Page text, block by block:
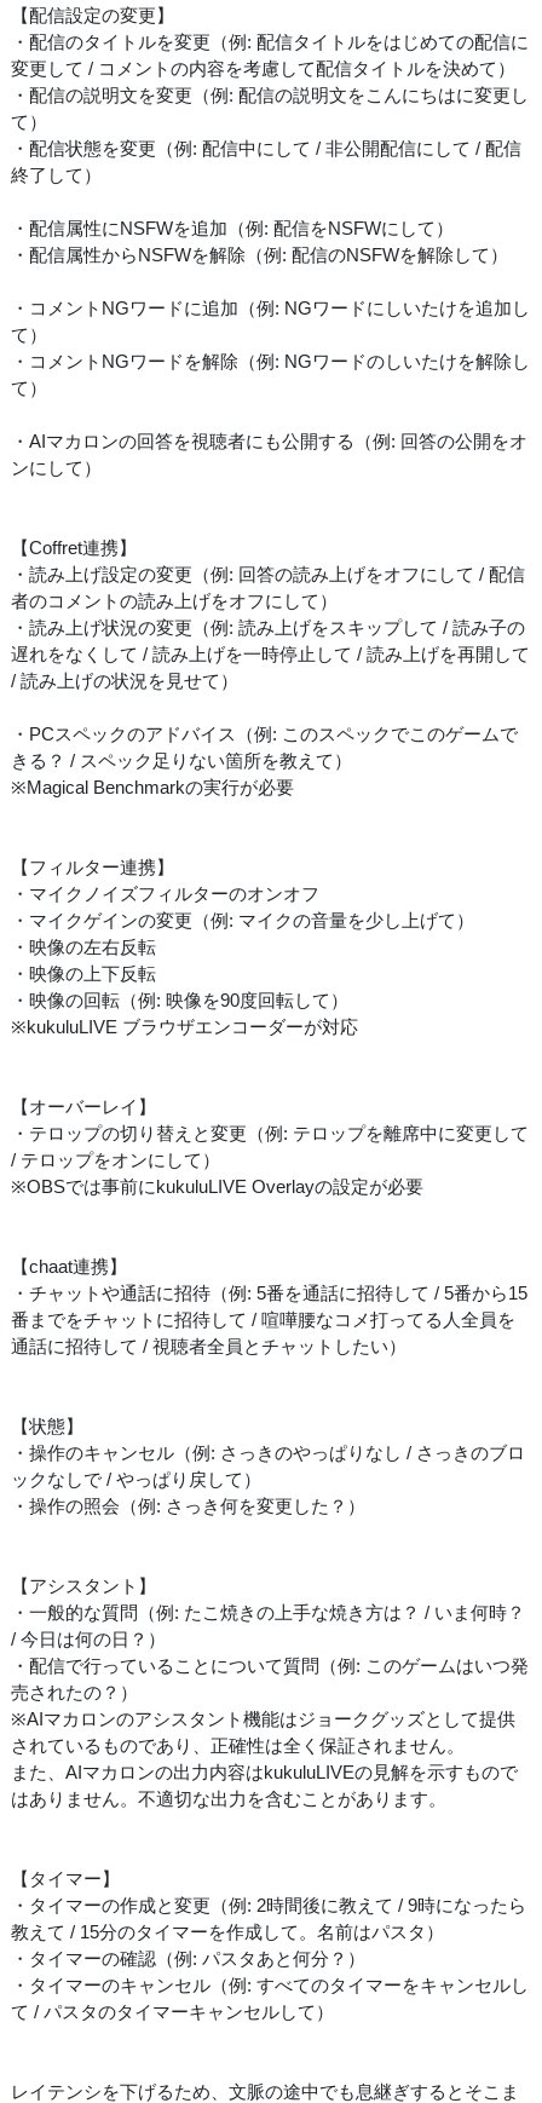
【配信設定の変更】
・配信のタイトルを変更（例: 配信タイトルをはじめての配信に
変更して / コメントの内容を考慮して配信タイトルを決めて）
・配信の説明文を変更（例: 配信の説明文をこんにちはに変更し
て）
・配信状態を変更（例: 配信中にして / 非公開配信にして / 配信
終了して）
・配信属性にNSFWを追加（例: 配信をNSFWにして）
・配信属性からNSFWを解除（例: 配信のNSFWを解除して）
・コメントNGワードに追加（例: NGワードにしいたけを追加し
て）
・コメントNGワードを解除（例: NGワードのしいたけを解除し
て）
・AIマカロンの回答を視聴者にも公開する（例: 回答の公開をオ
ンにして）
【Coffret連携】
・読み上げ設定の変更（例: 回答の読み上げをオフにして / 配信
者のコメントの読み上げをオフにして）
・読み上げ状況の変更（例: 読み上げをスキップして / 読み子の
遅れをなくして / 読み上げを一時停止して / 読み上げを再開して
/ 読み上げの状況を見せて）
・PCスペックのアドバイス（例: このスペックでこのゲームで
きる？ / スペック足りない箇所を教えて）
※Magical Benchmarkの実行が必要
【フィルター連携】
・マイクノイズフィルターのオンオフ
・マイクゲインの変更（例: マイクの音量を少し上げて）
・映像の左右反転
・映像の上下反転
・映像の回転（例: 映像を90度回転して）
※kukuluLIVE ブラウザエンコーダーが対応
【オーバーレイ】
・テロップの切り替えと変更（例: テロップを離席中に変更して
/ テロップをオンにして）
※OBSでは事前にkukuluLIVE Overlayの設定が必要
【chaat連携】
・チャットや通話に招待（例: 5番を通話に招待して / 5番から15
番までをチャットに招待して / 喧嘩腰なコメ打ってる人全員を
通話に招待して / 視聴者全員とチャットしたい）
【状態】
・操作のキャンセル（例: さっきのやっぱりなし / さっきのブロ
ックなしで / やっぱり戻して）
・操作の照会（例: さっき何を変更した？）
【アシスタント】
・一般的な質問（例: たこ焼きの上手な焼き方は？ / いま何時？
/ 今日は何の日？）
・配信で行っていることについて質問（例: このゲームはいつ発
売されたの？）
※AIマカロンのアシスタント機能はジョークグッズとして提供
されているものであり、正確性は全く保証されません。
また、AIマカロンの出力内容はkukuluLIVEの見解を示すもので
はありません。不適切な出力を含むことがあります。
【タイマー】
・タイマーの作成と変更（例: 2時間後に教えて / 9時になったら
教えて / 15分のタイマーを作成して。名前はパスタ）
・タイマーの確認（例: パスタあと何分？）
・タイマーのキャンセル（例: すべてのタイマーをキャンセルし
て / パスタのタイマーキャンセルして）
レイテンシを下げるため、文脈の途中でも息継ぎするとそこま